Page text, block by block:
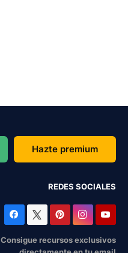
Hazte premium
REDES SOCIALES
Consigue recursos exclusivos